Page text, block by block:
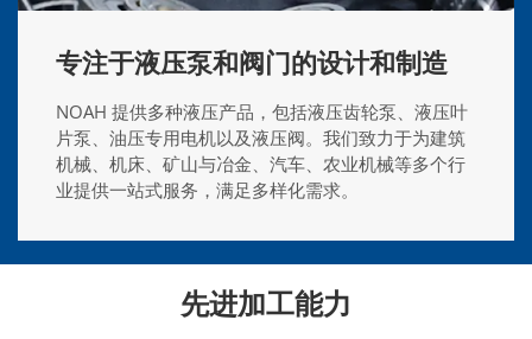
专注于液压泵和阀门的设计和制造
NOAH 提供多种液压产品，包括液压齿轮泵、液压叶
片泵、油压专用电机以及液压阀。我们致力于为建筑
机械、机床、矿山与冶金、汽车、农业机械等多个行
业提供一站式服务，满足多样化需求。
先进加工能力